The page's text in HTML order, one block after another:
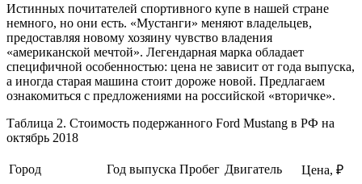
Истинных почитателей спортивного купе в нашей стране
немного, но они есть. «Мустанги» меняют владельцев,
предоставляя новому хозяину чувство владения
«американской мечтой». Легендарная марка обладает
специфичной особенностью: цена не зависит от года выпуска,
а иногда старая машина стоит дороже новой. Предлагаем
ознакомиться с предложениями на российской «вторичке».
Таблица 2. Стоимость подержанного Ford Mustang в РФ на
октябрь 2018
Город Год выпуска Пробег Двигатель
Цена, ₽